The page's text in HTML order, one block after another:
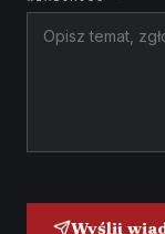
Wyślij